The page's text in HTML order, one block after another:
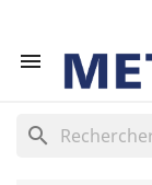

search